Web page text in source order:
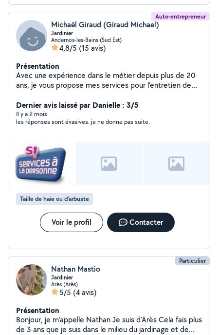
Auto-entrepreneur
Michaël Giraud (Giraud Michael)
Jardinier
Andernos-les-Bains (Sud Est)
4,8/5 (15 avis)
Présentation
Avec une expérience dans le métier depuis plus de 20
ans, je vous propose mes services pour l'entretien de
végétaux et aménagements extérieurs.
Dernier avis laissé par Danielle : 3/5
Il y a 2 mois
les réponses sont évasives. je ne donne pas suite.
Taille de haie ou d'arbuste
Voir le profil Contacter
Particulier
Nathan Mastio
Jardinier
Arès (Arès)
5/5 (4 avis)
Présentation
Bonjour, je m'appelle Nathan Je suis d'Arès Cela fais plus
de 3 ans que je suis dans le milieu du jardinage et de